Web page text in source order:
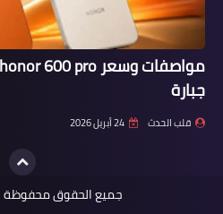
جبارة
قلب الحدث 24 أبريل 2026
جميع الحقوق محفوظة